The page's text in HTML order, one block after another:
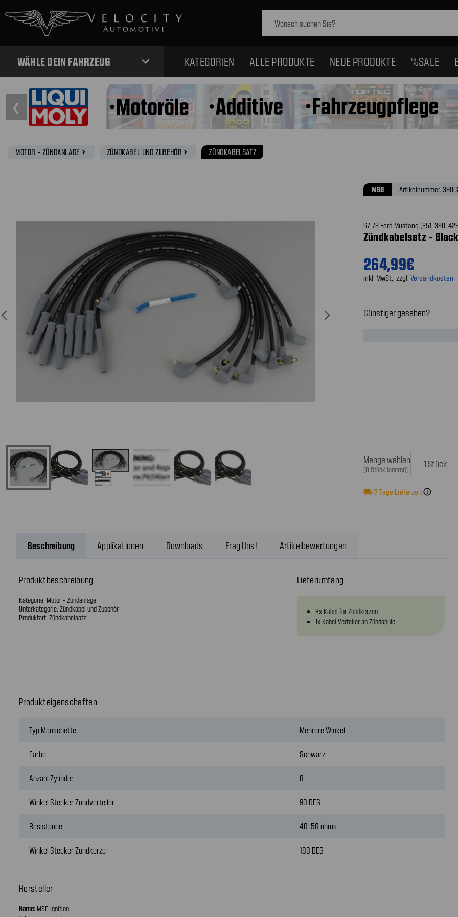
WÄHLE DEIN FAHRZEUG expand_more KATEGORIEN ALLE PRODUKTE NEUE PRODUKTE %SALE
❮
MOTOR - ZÜNDANLAGE navigate_next ZÜNDKABEL UND ZUBEHÖR navigate_next ZÜNDKABELSATZ
MSD Artikelnummer.:
67-73 Ford Mustang (351, 390,
Zündkabelsatz -
264,99€
inkl. MwSt., zzgl. Versandkosten
Günstiger gesehen?
Menge wählen
(0 Stück lagernd)
local_shipping17Tage Lieferzeitinfo
Beschreibung Applikationen Downloads Frag Uns! Artikelbewertungen
Produktbeschreibung
Kategorie: Motor - Zündanlage
Unterkategorie: Zündkabel und Zubehör
Produktart: Zündkabelsatz
Lieferumfang
8x Kabel für Zündkerzen
1x Kabel Verteiler an Zündspule
Produkteigenschaften
Typ Manschette Mehrere Winkel
Farbe Schwarz
Anzahl Zylinder 8
Winkel Stecker Zündverteiler 90 DEG
Resistance 40-50 ohms
Winkel Stecker Zündkerze 180 DEG
Hersteller
Name: MSD Ignition